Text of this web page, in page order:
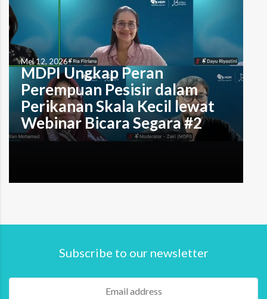
Mei 12, 2026
MDPI Ungkap Peran
Perempuan Pesisir dalam
Perikanan Skala Kecil lewat
Webinar Bicara Segara #2
oleh Muhammad Alzaki Tristi Denpasar, Bali – Peran
sering kali berada di balik layar. Tidak hanya jarang
terlihat, kontribusi mereka juga kerap tidak tercatat
Subscribe to our newsletter